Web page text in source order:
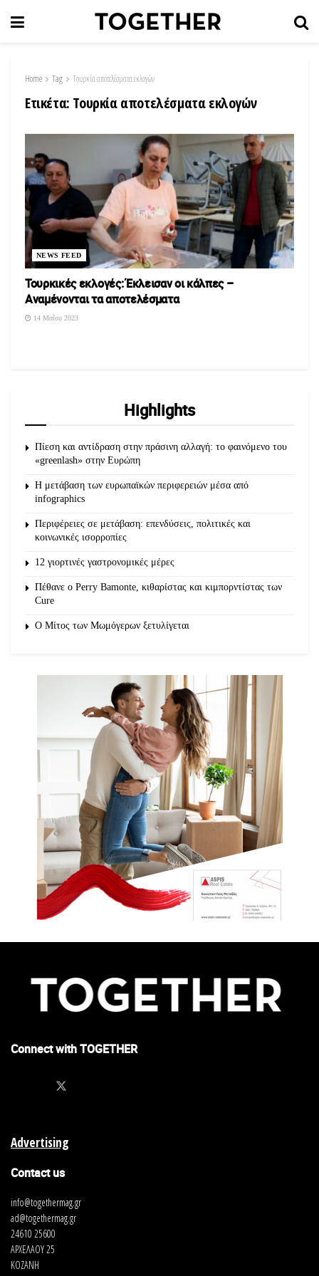
Home Tag Τουρκία αποτελέσματα εκλογών
Ετικέτα: Τουρκία αποτελέσματα εκλογών
NEWS FEED
Τουρκικές εκλογές: Έκλεισαν οι κάλπες –
Αναμένονται τα αποτελέσματα
14 Μαΐου 2023
Highlights
Πίεση και αντίδραση στην πράσινη αλλαγή: το φαινόμενο του
«greenlash» στην Ευρώπη
Η μετάβαση των ευρωπαϊκών περιφερειών μέσα από
infographics
Περιφέρειες σε μετάβαση: επενδύσεις, πολιτικές και
κοινωνικές ισορροπίες
12 γιορτινές γαστρονομικές μέρες
Πέθανε ο Perry Bamonte, κιθαρίστας και κιμπορντίστας των
Cure
O Μίτος των Μωμόγερων ξετυλίγεται
Connect with TOGETHER
Advertising
Contact us
info@togethermag.gr
ad@togethermag.gr
24610 25600
ΑΡΧΕΛΑΟΥ 25
ΚΟΖΑΝΗ